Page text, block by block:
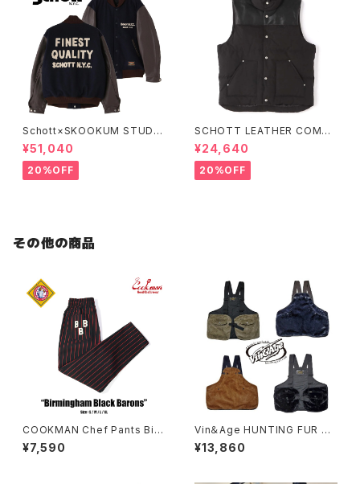
Schott×SKOOKUM STUDIU
M JACKET FINEST QUALIT
Y
¥51,040
20%OFF
SCHOTT LEATHER COMBI
DOWN VEST
¥24,640
20%OFF
その他の商品
COOKMAN Chef Pants Bir
mingham Black Barons
¥7,590
Vin＆Age HUNTING FUR VE
ST
¥13,860